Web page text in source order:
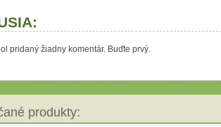
pridaný žiadny komentár. Buďte prvý.
produkty: